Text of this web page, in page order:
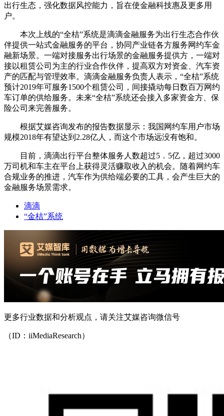
出行生态，强化数据风控能力，旨在使金融科技惠及更多用
户。
本次上线的“全桔”系统是滴滴金融服务为出行生态合作伙
伴提供一站式金融服务的平台，协同产业链各方服务网约车金
融新场景。一端对接服务出行场景的金融服务提供方，一端对
接以租赁公司为主的行业合作伙伴，提高双方对资金、汽车资
产的匹配与管理效率。滴滴金融服务负责人表示，“全桔”系统
预计2019年可服务1500个租赁公司，间接撬动每日数百万网约
车订单的供给服务。未来“全桔”系统还会接入多家资金方、保
险公司来完善服务。
根据艾媒咨询发布的报告数据显示：我国网约车用户市场
规模2018年有望达到2.28亿人，而这个市场远没有饱和。
目前，滴滴出行平台整体服务人数超过5．5亿，超过3000
万司机和车主在平台上获得灵活赚取收入的机会。随着网约车
合规业务的推进，汽车作为供给端必要的工具，会产生巨大的
金融服务场景需求。
滴滴
“金桔”系统
更多行业数据和分析观点，请关注艾媒咨询微信号
（ID：iiMediaResearch）